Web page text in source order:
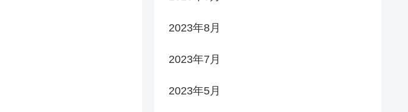
2023年8月
2023年7月
2023年5月